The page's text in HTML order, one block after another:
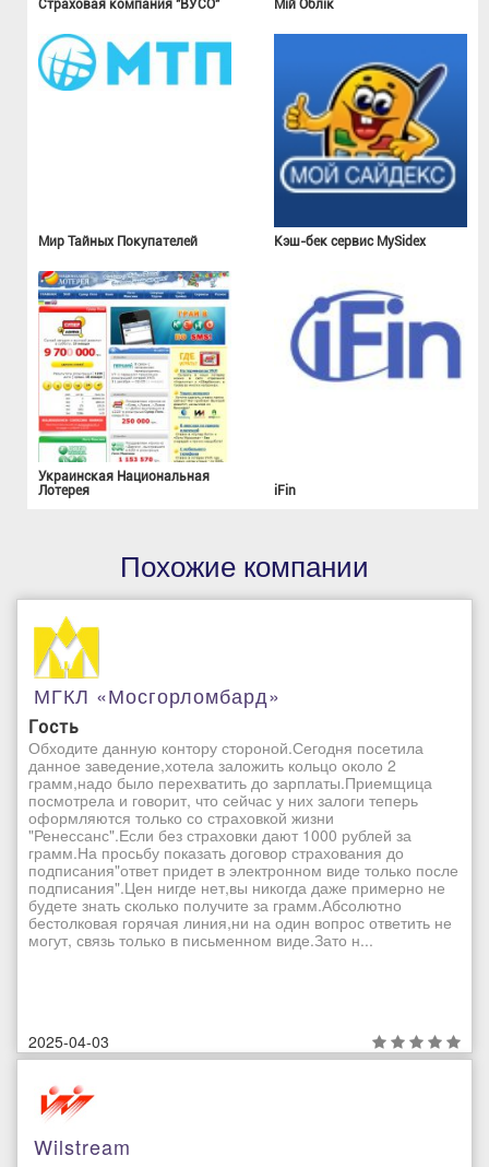
Страховая компания "ВУСО" Мій Облік
Мир Тайных Покупателей Кэш-бек сервис MySidex
Украинская Национальная
Лотерея
iFin
Похожие компании
МГКЛ «Мосгорломбард»
Гость
Обходите данную контору стороной.Сегодня посетила
данное заведение,хотела заложить кольцо около 2
грамм,надо было перехватить до зарплаты.Приемщица
посмотрела и говорит, что сейчас у них залоги теперь
оформляются только со страховкой жизни
"Ренессанс".Если без страховки дают 1000 рублей за
грамм.На просьбу показать договор страхования до
подписания"ответ придет в электронном виде только после
подписания".Цен нигде нет,вы никогда даже примерно не
будете знать сколько получите за грамм.Абсолютно
бестолковая горячая линия,ни на один вопрос ответить не
могут, связь только в письменном виде.Зато н...
2025-04-03
Wilstream